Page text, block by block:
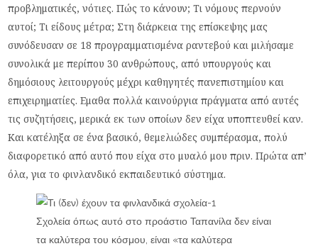
προβληματικές, νότιες. Πώς το κάνουν; Τι νόμους περνούν
αυτοί; Τι είδους μέτρα; Στη διάρκεια της επίσκεψης μας
συνόδευσαν σε 18 προγραμματισμένα ραντεβού και μιλήσαμε
συνολικά με περίπου 30 ανθρώπους, από υπουργούς και
δημόσιους λειτουργούς μέχρι καθηγητές πανεπιστημίου και
επιχειρηματίες. Εμαθα πολλά καινούργια πράγματα από αυτές
τις συζητήσεις, μερικά εκ των οποίων δεν είχα υποπτευθεί καν.
Και κατέληξα σε ένα βασικό, θεμελιώδες συμπέρασμα, πολύ
διαφορετικό από αυτό που είχα στο μυαλό μου πριν. Πρώτα απ’
όλα, για το φινλανδικό εκπαιδευτικό σύστημα.
Σχολεία όπως αυτό στο προάστιο Ταπανίλα δεν είναι
τα καλύτερα του κόσμου, είναι «τα καλύτερα